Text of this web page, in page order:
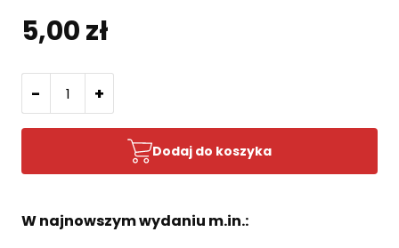
5,00zł
- +
Dodaj do koszyka
W najnowszym wydaniu m.in.: